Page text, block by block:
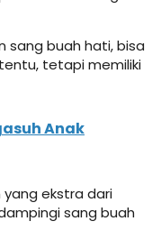
sang buah hati, bisa
tetapi memiliki
Anak
yang ekstra dari
sang buah